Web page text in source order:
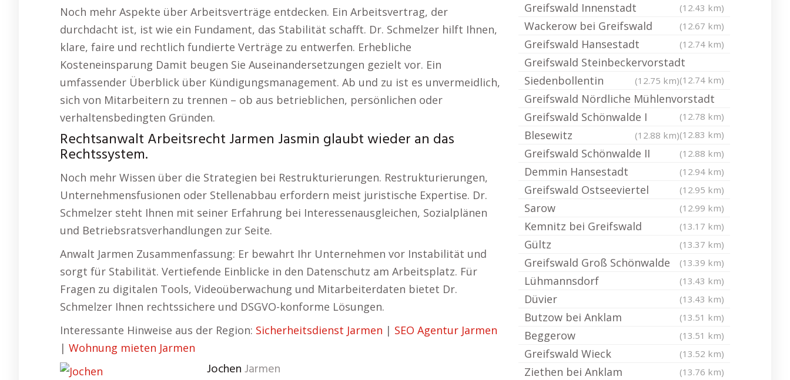
Noch mehr Aspekte über Arbeitsverträge entdecken. Ein Arbeitsvertrag, der
durchdacht ist, ist wie ein Fundament, das Stabilität schafft. Dr. Schmelzer hilft Ihnen,
klare, faire und rechtlich fundierte Verträge zu entwerfen. Erhebliche
Kosteneinsparung Damit beugen Sie Auseinandersetzungen gezielt vor. Ein
umfassender Überblick über Kündigungsmanagement. Ab und zu ist es unvermeidlich,
sich von Mitarbeitern zu trennen – ob aus betrieblichen, persönlichen oder
verhaltensbedingten Gründen.
Rechtsanwalt Arbeitsrecht Jarmen Jasmin glaubt wieder an das
Rechtssystem.
Noch mehr Wissen über die Strategien bei Restrukturierungen. Restrukturierungen,
Unternehmensfusionen oder Stellenabbau erfordern meist juristische Expertise. Dr.
Schmelzer steht Ihnen mit seiner Erfahrung bei Interessenausgleichen, Sozialplänen
und Betriebsratsverhandlungen zur Seite.
Anwalt Jarmen Zusammenfassung: Er bewahrt Ihr Unternehmen vor Instabilität und
sorgt für Stabilität. Vertiefende Einblicke in den Datenschutz am Arbeitsplatz. Für
Fragen zu digitalen Tools, Videoüberwachung und Mitarbeiterdaten bietet Dr.
Schmelzer Ihnen rechtssichere und DSGVO-konforme Lösungen.
Interessante Hinweise aus der Region: Sicherheitsdienst Jarmen | SEO Agentur Jarmen
| Wohnung mieten Jarmen
JochenJarmen
Greifswald Innenstadt (12.43 km)
Wackerow bei Greifswald (12.67 km)
Greifswald Hansestadt (12.74 km)
Greifswald Steinbeckervorstadt
(12.74 km)
Siedenbollentin (12.75 km)
Greifswald Nördliche Mühlenvorstadt
(12.78 km)
Greifswald Schönwalde I
(12.83 km)
Blesewitz (12.88 km)
Greifswald Schönwalde II (12.88 km)
Demmin Hansestadt (12.94 km)
Greifswald Ostseeviertel (12.95 km)
Sarow (12.99 km)
Kemnitz bei Greifswald (13.17 km)
Gültz (13.37 km)
Greifswald Groß Schönwalde (13.39 km)
Lühmannsdorf (13.43 km)
Düvier (13.43 km)
Butzow bei Anklam (13.51 km)
Beggerow (13.51 km)
Greifswald Wieck (13.52 km)
Ziethen bei Anklam (13.76 km)